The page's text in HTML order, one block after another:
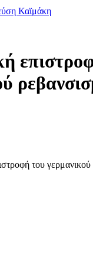
Καϊμάκη
του